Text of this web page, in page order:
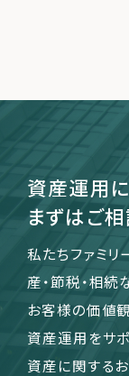
資産運用
まずはご相
私たちファミリ
産・節税・相続
お客様の価値
資産運用をサポ
資産に関する